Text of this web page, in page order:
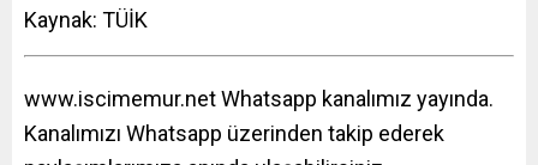
Kaynak: TÜİK
www.iscimemur.netWhatsapp kanalımız yayında.
Kanalımızı Whatsapp üzerinden takip ederek